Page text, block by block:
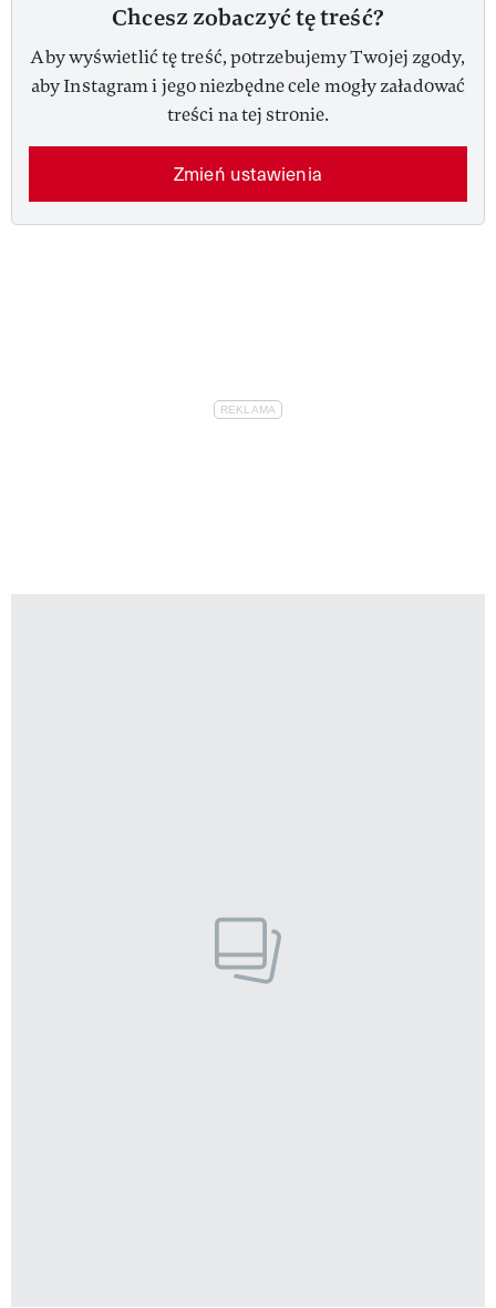
Chcesz zobaczyć tę treść?
Aby wyświetlić tę treść, potrzebujemy Twojej zgody,
aby Instagram i jego niezbędne cele mogły załadować
treści na tej stronie.
Zmień ustawienia